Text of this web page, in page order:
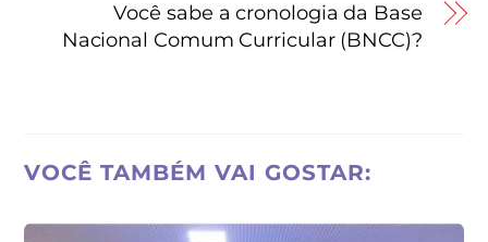
Você sabe a cronologia da Base
Nacional Comum Curricular (BNCC)?
VOCÊ TAMBÉM VAI GOSTAR: